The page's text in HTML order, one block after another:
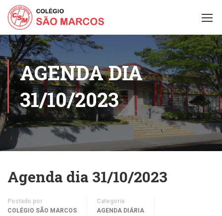
AGENDA DIA
31/10/2023
Agenda dia 31/10/2023
Postado por
COLÉGIO SÃO MARCOS
Categoria
AGENDA DIÁRIA